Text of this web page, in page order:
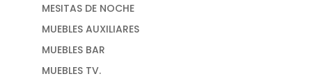
MESITAS DE NOCHE
MUEBLES AUXILIARES
MUEBLES BAR
MUEBLES TV.